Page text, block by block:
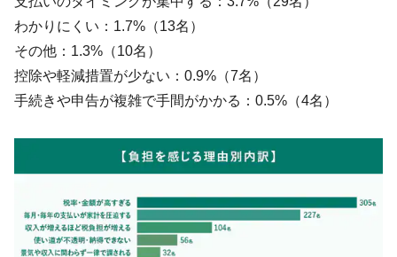
わかりにくい：1.7%（13名）
その他：1.3%（10名）
控除や軽減措置が少ない：0.9%（7名）
手続きや申告が複雑で手間がかかる：0.5%（4名）